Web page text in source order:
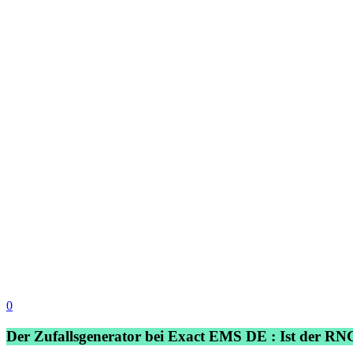
0
Der Zufallsgenerator bei Exact EMS DE : Ist der